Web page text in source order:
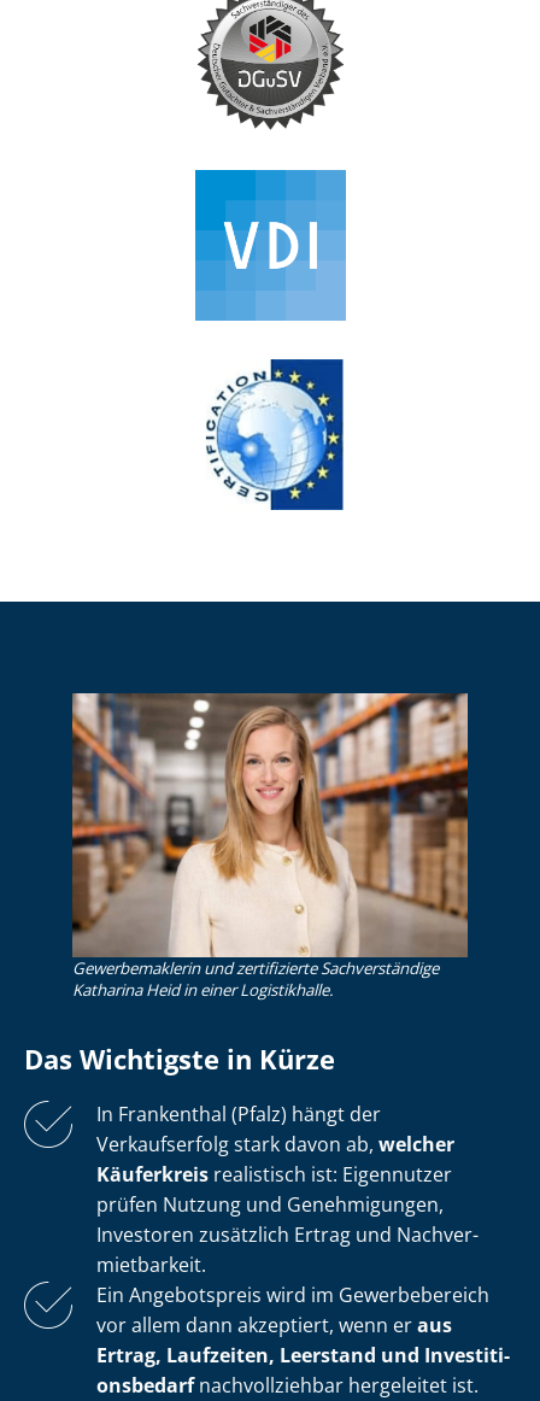
Gewerbemaklerin und zertifizierte Sachverständige
Katharina Heid in einer Logistikhalle.
Das Wichtigste in Kürze
In Frankenthal (Pfalz) hängt der
Verkaufserfolg stark davon ab, welcher
Käuferkreis realistisch ist: Eigennutzer
prüfen Nutzung und Genehmigungen,
Investoren zusätzlich Ertrag und Nach­ver­
miet­bar­keit.
Ein Angebotspreis wird im Gewerbebereich
vor allem dann akzeptiert, wenn eraus
Ertrag, Laufzeiten, Leerstand und In­ves­ti­ti­
ons­be­darfnachvollziehbar hergeleitet ist.